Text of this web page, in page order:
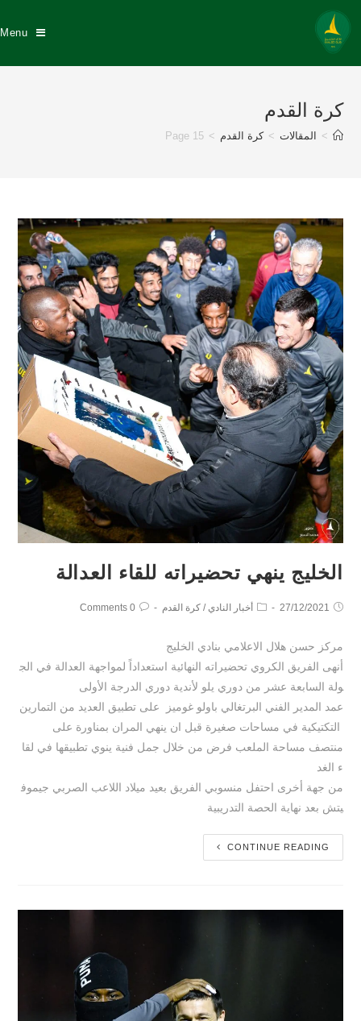
Menu
كرة القدم
> المقالات > كرة القدم >
Page 15
الخليج ينهي تحضيراته للقاء العدالة
27/12/2021 أخبار النادي / كرة القدم 0 Comments
مركز حسن هلال الاعلامي بنادي الخليج
أنهى الفريق الكروي تحضيراته النهائية استعداداً لمواجهة العدالة في الج
ولة السابعة عشر من دوري يلو لأندية دوري الدرجة الأولى
عمد المدير الفني البرتغالي باولو غوميز على تطبيق العديد من التمارين
التكتيكية في مساحات صغيرة قبل ان ينهي المران بمناورة على
منتصف مساحة الملعب فرض من خلال جمل فنية ينوي تطبيقها في لقا
ء الغد
من جهة أخرى احتفل منسوبي الفريق بعيد ميلاد اللاعب الصربي جيموف
يتش بعد نهاية الحصة التدريبية
CONTINUE READING